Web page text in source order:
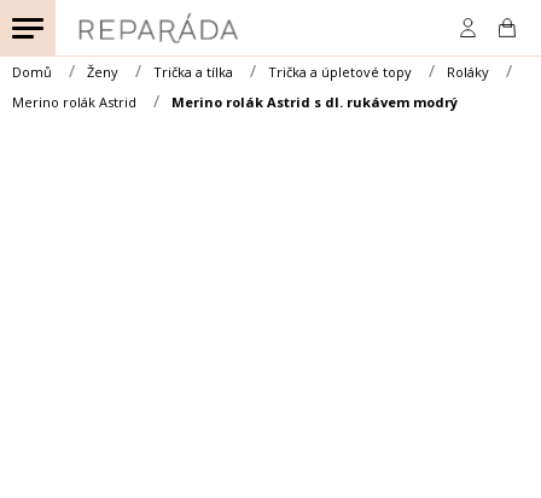
na
obsah
Domů Ženy Trička a tílka Trička a úpletové topy
Roláky
Merino rolák Astrid
Merino rolák Astrid s dl. rukávem modrý